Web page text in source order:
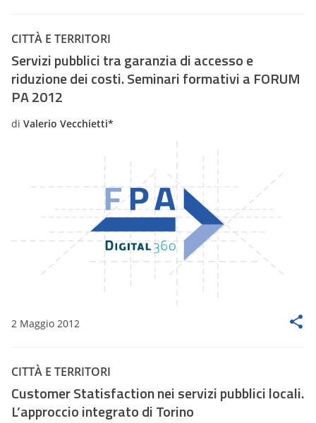
CITTÀ E TERRITORI
Servizi pubblici tra garanzia di accesso e
riduzione dei costi. Seminari formativi a FORUM
PA 2012
di Valerio Vecchietti*
2 Maggio 2012
CITTÀ E TERRITORI
Customer Statisfaction nei servizi pubblici locali.
L’approccio integrato di Torino